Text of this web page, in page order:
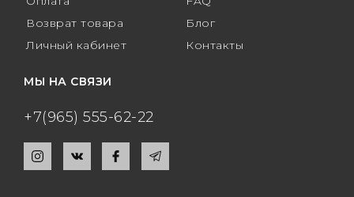
Возврат товара
Личный кабинет
Блог
Контакты
МЫ НА СВЯЗИ
+7(965) 555-62-22